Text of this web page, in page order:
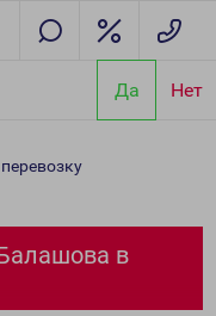
Да Нет
в